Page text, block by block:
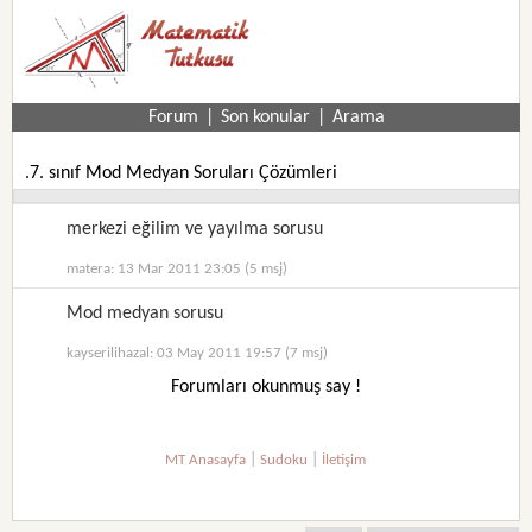
Forum Son konular Arama
.7. sınıf Mod Medyan Soruları Çözümleri
merkezi eğilim ve yayılma sorusu
matera: 13 Mar 2011 23:05 (5 msj)
Mod medyan sorusu
kayserilihazal: 03 May 2011 19:57 (7 msj)
Forumları okunmuş say !
MT Anasayfa |Sudoku İletişim